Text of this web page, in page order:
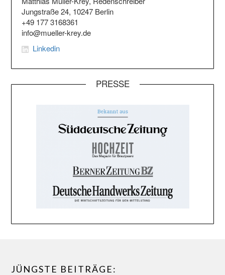
Jungstraße 24, 10247 Berlin
+49 177 3168361
info@mueller-krey.de
Linkedin
PRESSE
JÜNGSTE BEITRÄGE: